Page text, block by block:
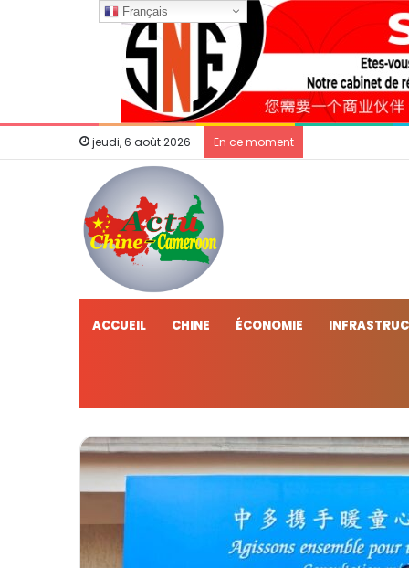
jeudi, 6 août 2026 En ce moment
ACCUEIL CHINE ÉCONOMIE
Français